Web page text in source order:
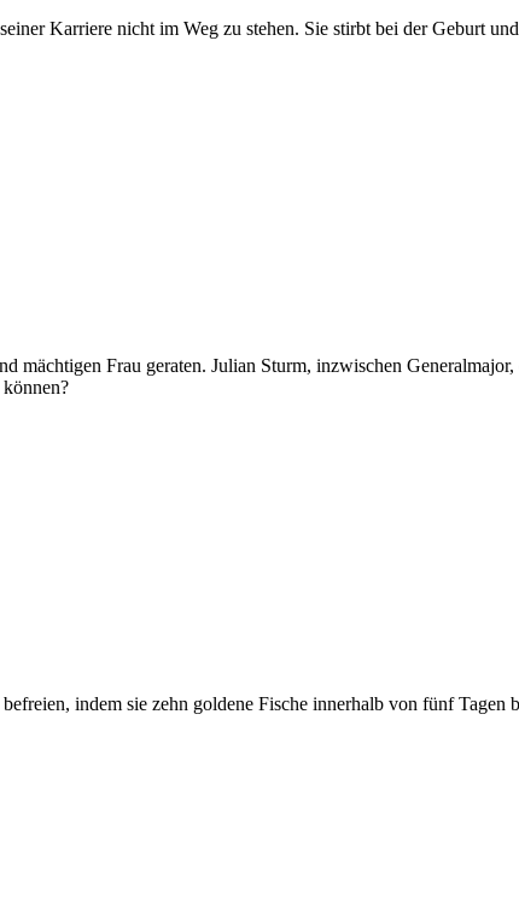
Karriere nicht im Weg zu stehen. Sie stirbt bei der Geburt
Frau geraten. Julian Sturm, inzwischen
indem sie zehn goldene Fische innerhalb von fünf Tagen